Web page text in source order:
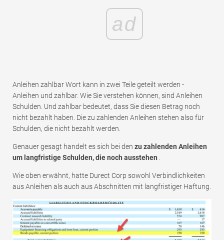
ad
Anleihen zahlbar Wort kann in zwei Teile geteilt werden -
Anleihen und zahlbar. Wie Sie verstehen können, sind Anleihen
Schulden. Und zahlbar bedeutet, dass Sie diesen Betrag noch
nicht bezahlt haben. Die zu zahlenden Anleihen stehen also für
Schulden, die nicht bezahlt werden.
Genauer gesagt handelt es sich bei den zu zahlenden Anleihen
um langfristige Schulden, die noch ausstehen
Wie oben erwähnt, hatte Durect Corp sowohl Verbindlichkeiten
aus Anleihen als auch aus Abschnitten mit langfristiger Haftung.